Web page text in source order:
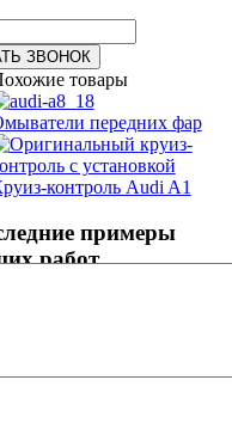
товары
передних фар
контроль Audi A1
примеры
работ